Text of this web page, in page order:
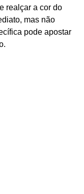
realçar a cor do
mas não
pode apostar